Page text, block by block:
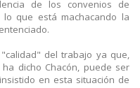
de los convenios de
que está machacando la
del trabajo ya que,
dicho Chacón, puede ser
en esta situación de